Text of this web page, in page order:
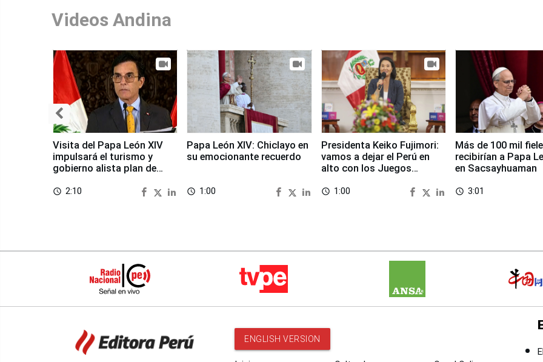
Videos Andina
Visita del Papa León XIV
impulsará el turismo y
gobierno alista plan de
access_time 2:10
Papa León XIV: Chiclayo en
su emocionante recuerdo
access_time 1:00
Presidenta Keiko Fujimori:
vamos a dejar el Perú en
alto con los Juegos
access_time 1:00
Más de 100 mil
recibirían a Papa
en Sacsayhuaman
access_time 3:01
ENGLISH VERSION